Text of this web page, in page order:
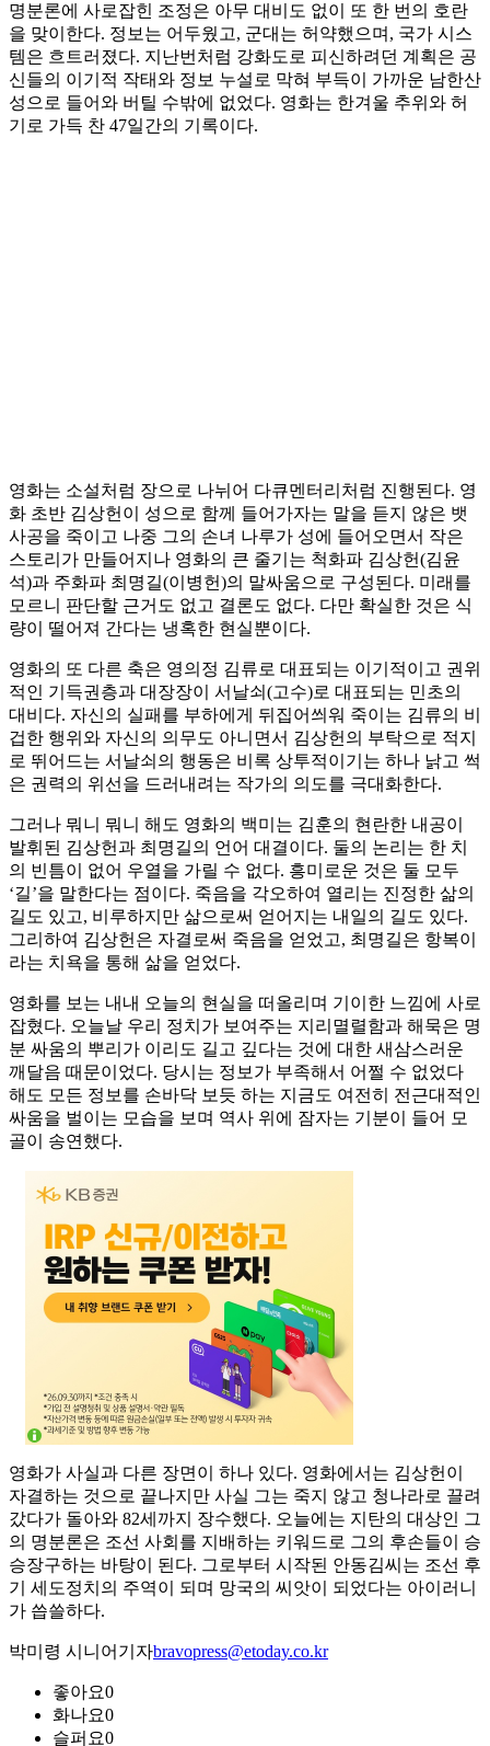
명분론에 사로잡힌 조정은 아무 대비도 없이 또 한 번의 호란
을 맞이한다. 정보는 어두웠고, 군대는 허약했으며, 국가 시스
템은 흐트러졌다. 지난번처럼 강화도로 피신하려던 계획은 공
신들의 이기적 작태와 정보 누설로 막혀 부득이 가까운 남한산
성으로 들어와 버틸 수밖에 없었다. 영화는 한겨울 추위와 허
기로 가득 찬 47일간의 기록이다.
영화는 소설처럼 장으로 나뉘어 다큐멘터리처럼 진행된다. 영
화 초반 김상헌이 성으로 함께 들어가자는 말을 듣지 않은 뱃
사공을 죽이고 나중 그의 손녀 나루가 성에 들어오면서 작은
스토리가 만들어지나 영화의 큰 줄기는 척화파 김상헌(김윤
석)과 주화파 최명길(이병헌)의 말싸움으로 구성된다. 미래를
모르니 판단할 근거도 없고 결론도 없다. 다만 확실한 것은 식
량이 떨어져 간다는 냉혹한 현실뿐이다.
영화의 또 다른 축은 영의정 김류로 대표되는 이기적이고 권위
적인 기득권층과 대장장이 서날쇠(고수)로 대표되는 민초의
대비다. 자신의 실패를 부하에게 뒤집어씌워 죽이는 김류의 비
겁한 행위와 자신의 의무도 아니면서 김상헌의 부탁으로 적지
로 뛰어드는 서날쇠의 행동은 비록 상투적이기는 하나 낡고 썩
은 권력의 위선을 드러내려는 작가의 의도를 극대화한다.
그러나 뭐니 뭐니 해도 영화의 백미는 김훈의 현란한 내공이
발휘된 김상헌과 최명길의 언어 대결이다. 둘의 논리는 한 치
의 빈틈이 없어 우열을 가릴 수 없다. 흥미로운 것은 둘 모두
‘길’을 말한다는 점이다. 죽음을 각오하여 열리는 진정한 삶의
길도 있고, 비루하지만 삶으로써 얻어지는 내일의 길도 있다.
그리하여 김상헌은 자결로써 죽음을 얻었고, 최명길은 항복이
라는 치욕을 통해 삶을 얻었다.
영화를 보는 내내 오늘의 현실을 떠올리며 기이한 느낌에 사로
잡혔다. 오늘날 우리 정치가 보여주는 지리멸렬함과 해묵은 명
분 싸움의 뿌리가 이리도 길고 깊다는 것에 대한 새삼스러운
깨달음 때문이었다. 당시는 정보가 부족해서 어쩔 수 없었다
해도 모든 정보를 손바닥 보듯 하는 지금도 여전히 전근대적인
싸움을 벌이는 모습을 보며 역사 위에 잠자는 기분이 들어 모
골이 송연했다.
영화가 사실과 다른 장면이 하나 있다. 영화에서는 김상헌이
자결하는 것으로 끝나지만 사실 그는 죽지 않고 청나라로 끌려
갔다가 돌아와 82세까지 장수했다. 오늘에는 지탄의 대상인 그
의 명분론은 조선 사회를 지배하는 키워드로 그의 후손들이 승
승장구하는 바탕이 된다. 그로부터 시작된 안동김씨는 조선 후
기 세도정치의 주역이 되며 망국의 씨앗이 되었다는 아이러니
가 씁쓸하다.
박미령 시니어기자bravopress@etoday.co.kr
좋아요0
화나요0
슬퍼요0